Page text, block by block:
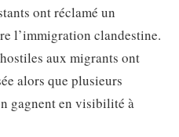
ont réclamé un
l’immigration clandestine.
aux migrants ont
alors que plusieurs
gagnent en visibilité à